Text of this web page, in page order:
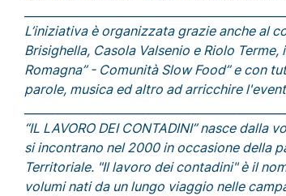
L’iniziativa è organizzata grazie anche al
Brisighella, Casola Valsenio e Riolo
Romagna” - Comunità Slow Food” e con
parole, musica ed altro ad arricchire
“IL LAVORO DEI CONTADINI” nasce
si incontrano nel 2000 in occasione della
Territoriale. "Il lavoro dei contadini" è il
volumi nati da un lungo viaggio nelle